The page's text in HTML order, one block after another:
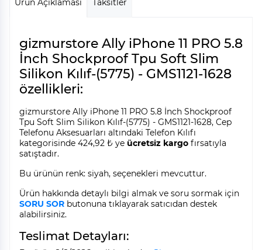
Ürün Açıklaması Taksitler
gizmurstore Ally iPhone 11 PRO 5.8
İnch Shockproof Tpu Soft Slim
Silikon Kılıf-(5775) - GMS1121-1628
özellikleri:
gizmurstore Ally iPhone 11 PRO 5.8 İnch Shockproof
Tpu Soft Slim Silikon Kılıf-(5775) - GMS1121-1628, Cep
Telefonu Aksesuarları altındaki Telefon Kılıfı
kategorisinde 424,92 ₺ ye ücretsiz kargo fırsatıyla
satıştadır.
Bu ürünün renk: siyah, seçenekleri mevcuttur.
Ürün hakkında detaylı bilgi almak ve soru sormak için
SORU SOR butonuna tıklayarak satıcıdan destek
alabilirsiniz.
Teslimat Detayları: